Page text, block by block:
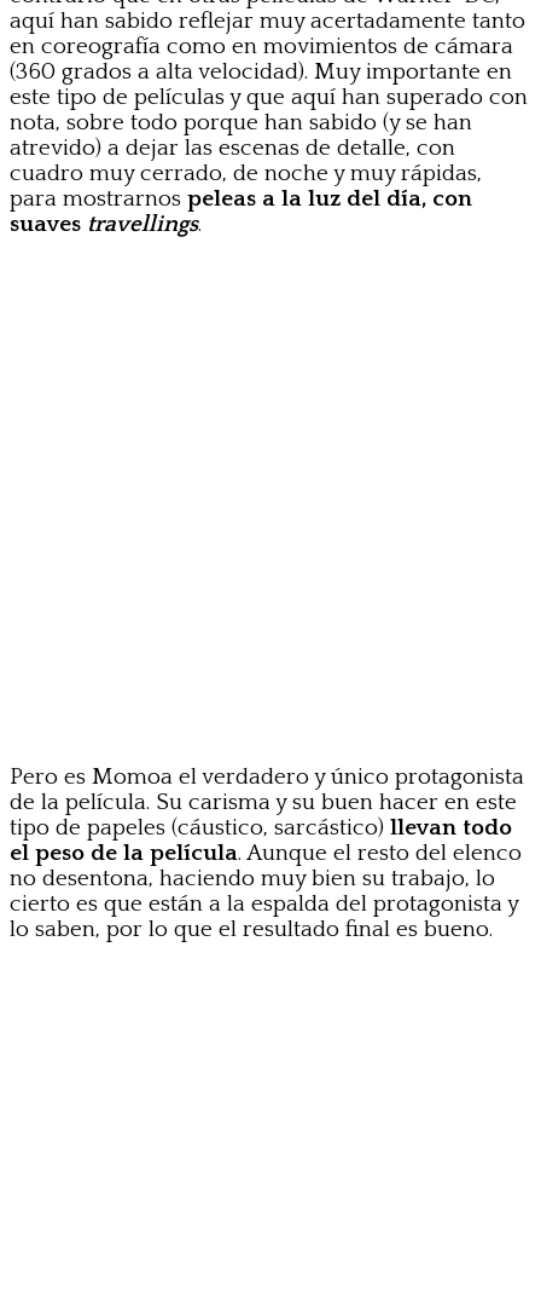
aquí han sabido reflejar muy acertadamente tanto
en coreografía como en movimientos de cámara
(360 grados a alta velocidad). Muy importante en
este tipo de películas y que aquí han superado con
nota, sobre todo porque han sabido (y se han
atrevido) a dejar las escenas de detalle, con
cuadro muy cerrado, de noche y muy rápidas,
para mostrarnos peleas a la luz del día, con
suaves travellings.
Pero es Momoa el verdadero y único protagonista
de la película. Su carisma y su buen hacer en este
tipo de papeles (cáustico, sarcástico) llevan todo
el peso de la película. Aunque el resto del elenco
no desentona, haciendo muy bien su trabajo, lo
cierto es que están a la espalda del protagonista y
lo saben, por lo que el resultado final es bueno.